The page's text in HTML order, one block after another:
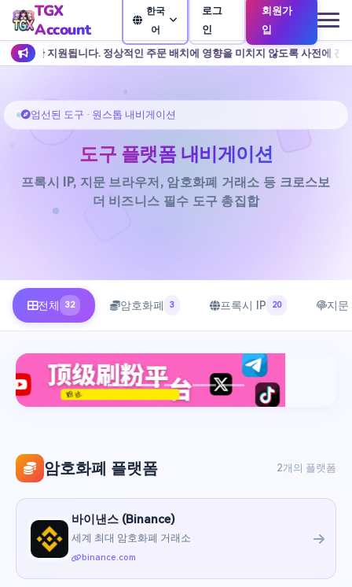
TGX
Account
한국
어
로그
인
회원가
입
. 정상적인 주문 배치에 영향을 미치지 않도록 사전에 잔액 충전을 준비하
엄선된 도구 · 원스톱 내비게이션
도구 플랫폼 내비게이션
프록시 IP, 지문 브라우저, 암호화폐 거래소 등 크로스보
더 비즈니스 필수 도구 총집합
전체 32 암호화폐 3 프록시 IP 20 지문
암호화폐 플랫폼 2개의 플랫폼
바이낸스 (Binance)
세계 최대 암호화폐 거래소
binance.com